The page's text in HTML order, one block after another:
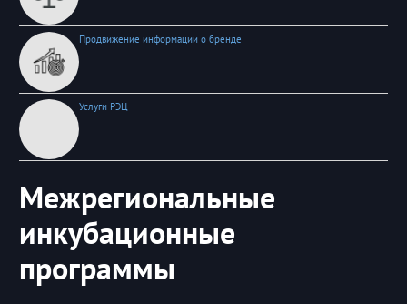
Продвижение информации о бренде
Услуги РЭЦ
Межрегиональные
инкубационные
программы